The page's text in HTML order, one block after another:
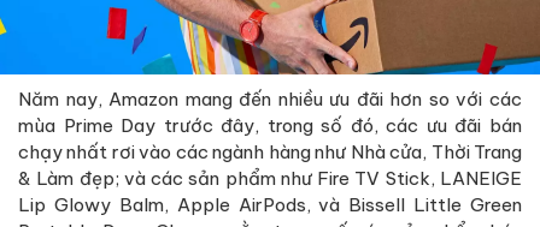
Năm nay, Amazon mang đến nhiều ưu đãi hơn so với các
mùa Prime Day trước đây, trong số đó, các ưu đãi bán
chạy nhất rơi vào các ngành hàng như Nhà cửa, Thời Trang
& Làm đẹp; và các sản phẩm như Fire TV Stick, LANEIGE
Lip Glowy Balm, Apple AirPods, và Bissell Little Green